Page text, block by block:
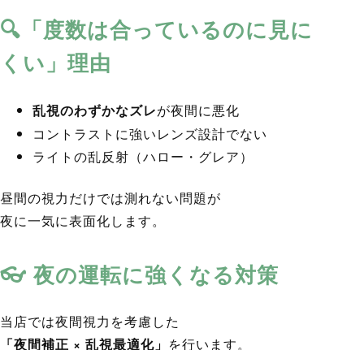
🔍「度数は合っているのに見に
くい」理由
乱視のわずかなズレが夜間に悪化
コントラストに強いレンズ設計でない
ライトの乱反射（ハロー・グレア）
昼間の視力だけでは測れない問題が
夜に一気に表面化します。
👓 夜の運転に強くなる対策
当店では夜間視力を考慮した
「夜間補正 × 乱視最適化」 を行います。